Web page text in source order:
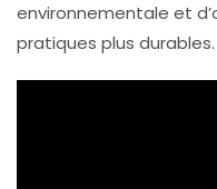
environnementale et
pratiques plus durables.